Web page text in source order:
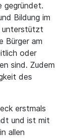
gegründet.
Bildung im
unterstützt
Bürger am
oder
sind. Zudem
des
erstmals
und ist mit
allen